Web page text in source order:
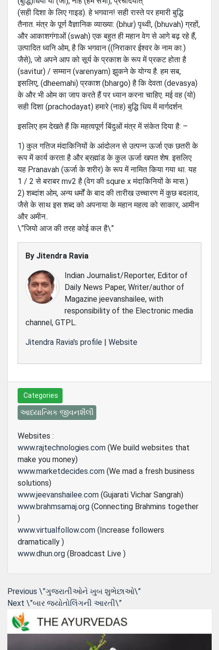
(सही दिशा के लिए गाइड). हे भगवान! सही रास्ते पर हमारी बुद्धि
तैनात. मंत्र के पूर्ण वैज्ञानिक व्याख्या: (bhur) पृथ्वी, (bhuvah) ग्रहों,
और आकाशगंगाओं (swah) एक बहुत ही महान वेग से आगे बढ़ रहे हैं,
उत्पादित ध्वनि ओम, है कि भगवान ((निराकार ईश्वर के नाम का.)
जैसे), जो अपने आप को सूर्य के प्रकाश के रूप में प्रकट होता है
(savitur) / सम्मान (varenyam) झुकने के योग्य है. हम सब,
इसलिए, (dheemahi) प्रकाश (bhargo) है कि देवता (devasya)
के और भी ओम का जाप करते हैं पर ध्यान करना चाहिए. मई वह (यो)
सही दिशा (prachodayat) हमारे (नाह) बुद्धि धिय में मार्गदर्शन.
इसलिए हम देखते हैं कि महत्वपूर्ण बिंदुओं मंत्र में संकेत दिया है: –
1) कुल गतिज मंदाकिनियों के आंदोलन से उत्पन्न ऊर्जा एक छतरी के
रूप में कार्य करता है और ब्रह्मांड के कुल ऊर्जा खपत शेष. इसलिए
यह Pranavah (ऊर्जा के शरीर) के रूप में नामित किया गया था. यह
1 / 2 से बराबर mv2 है (वेग की squre x मंदाकिनियों के मास.)
2) शब्दांश ओम, अन्य धर्मों के बाद की तारीख उच्चारण में कुछ बदलाव,
जैसे के साथ इस शब्द को अपनाया के महान महत्व को साकार, आमीन
और अमीन..
\”जियो आज की तरह कोई कल है\”
By Jitendra Ravia
Indian Journalist/Reporter, Editor of
Daily News Paper, Writer/author of
Magazine jeevanshailee, with
responsibility of the Electronic media
channel, GTPL.
Jitendra Ravia's profile | Website
Categories
આધ્યાત્મિક જીવનશૈલી
Websites :
www.rajtechnologies.com (We build websites that
make you money)
www.marketdecides.com (We mad a fresh business
solutions)
www.jeevanshailee.com (Gujarati Vichar Sangrah)
www.brahmsamaj.org (Connecting Brahmins together
)
www.virtualfollow.com (Increase followers
dramatically )
www.dhun.org (Broadcast Live )
Post
navigation
Previous Previous
post:
\”ગુજરાતીઓને ખુબ શુભેછાઓ\”
Next Next
\”બાર જ્યોતોલિંગની આરતી\”